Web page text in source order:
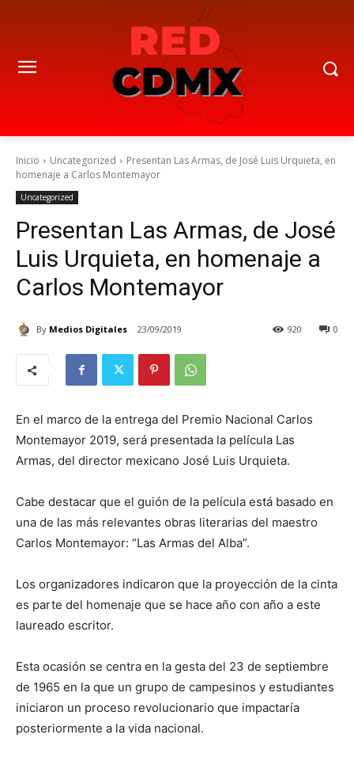
Inicio Uncategorized
Presentan Las Armas, de José Luis Urquieta, en
homenaje a Carlos Montemayor
Uncategorized
Presentan Las Armas, de José
Luis Urquieta, en homenaje a
Carlos Montemayor
By Medios Digitales 23/09/2019 0
920
En el marco de la entrega del Premio Nacional Carlos
Montemayor 2019, será presentada la película Las
Armas, del director mexicano José Luis Urquieta.
Cabe destacar que el guión de la película está basado en
una de las más relevantes obras literarias del maestro
Carlos Montemayor: “Las Armas del Alba”.
Los organizadores indicaron que la proyección de la cinta
es parte del homenaje que se hace año con año a este
laureado escritor.
Esta ocasión se centra en la gesta del 23 de septiembre
de 1965 en la que un grupo de campesinos y estudiantes
iniciaron un proceso revolucionario que impactaría
posteriormente a la vida nacional.